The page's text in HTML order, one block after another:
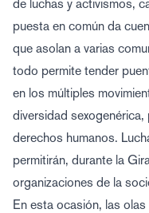
de luchas y activismos,
puesta en común da
que asolan a varias
todo permite tender
en los múltiples
diversidad
derechos humanos.
permitirán, durante la
organizaciones de la
En esta ocasión, las